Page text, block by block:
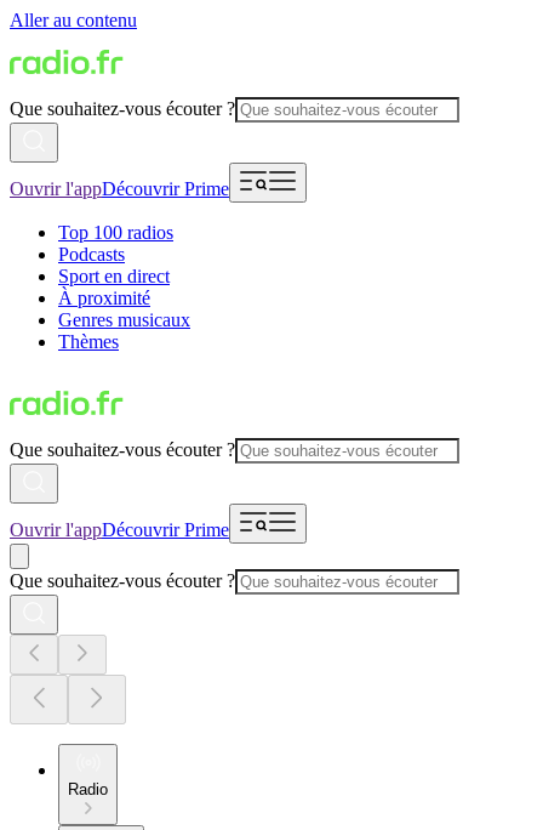
Aller au contenu
Que souhaitez-vous écouter ?
Ouvrir l'appDécouvrir Prime
Top 100 radios
Podcasts
Sport en direct
À proximité
Genres musicaux
Thèmes
Que souhaitez-vous écouter ?
Ouvrir l'appDécouvrir Prime
Que souhaitez-vous écouter ?
Radio